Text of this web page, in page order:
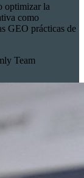
optimizar la
como
GEO prácticas de
Team